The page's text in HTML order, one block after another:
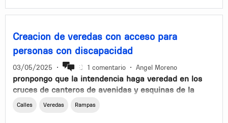
dejan la libre circulacion de autos, como ejemplo la
ancha que hoy ya no pueden pasar 2 vehiculos a la
ves
Creacion de veredas con acceso para
personas con discapacidad
03/05/2025 • 1 comentario • Angel Moreno
pronpongo que la intendencia haga veredad en los
cruces de canteros de avenidas y esquinas de la
avenida larrañaga ,siendo veredas aptas para
Calles Veredas Rampas